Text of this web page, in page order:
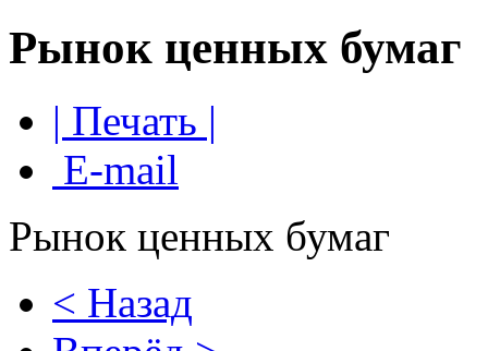
Рынок ценных бумаг
| Печать |
E-mail
Рынок ценных бумаг
< Назад